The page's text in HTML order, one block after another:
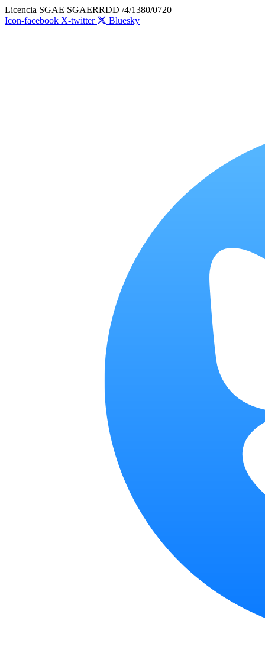
Ir
al
Licencia SGAE SGAERRDD /4/1380/0720
Icon-facebook X-twitter Bluesky